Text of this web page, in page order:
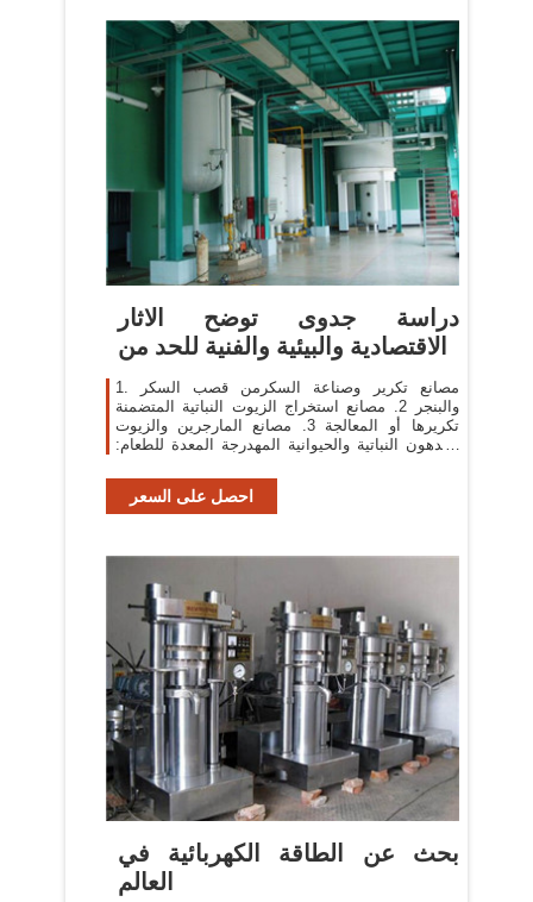
دراسة جدوى توضح الاثار
الاقتصادية والبيئية والفنية للحد من
1. مصانع تكرير وصناعة السكرمن قصب السكر
والبنجر 2. مصانع استخراج الزيوت النباتية المتضمنة
تكريرها أو المعالجة 3. مصانع المارجرين والزيوت
والدهون النباتية والحيوانية المهدرجة المعدة للطعام:
احصل على السعر
بحث عن الطاقة الكهربائية في
العالم